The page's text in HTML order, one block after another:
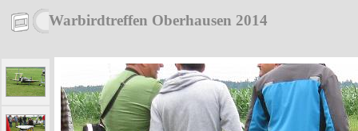
Warbirdtreffen Oberhausen 2014